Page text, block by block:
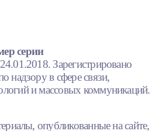
серии
Зарегистрировано
надзору в сфере связи,
и массовых коммуникаций.
опубликованные на сайте,